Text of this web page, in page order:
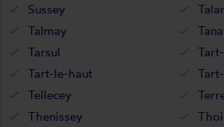
Sussey
Talmay
Tarsul
Tart-le-haut
Tellecey
Thenissey